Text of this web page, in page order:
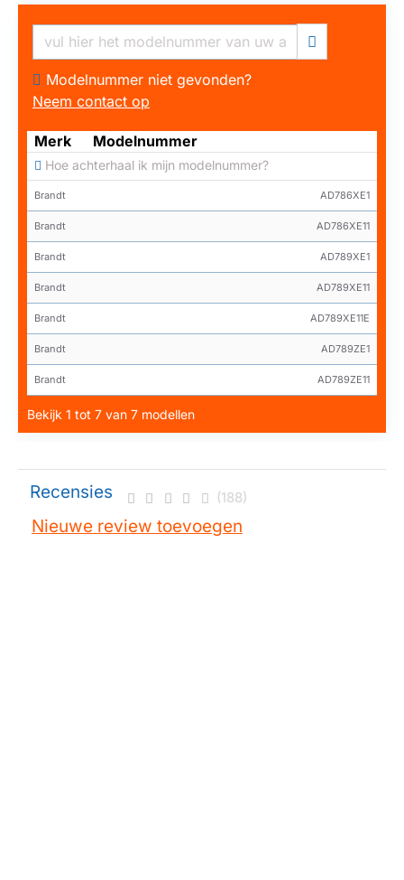
Modelnummer niet gevonden?
Neem contact op
Merk Modelnummer
Hoe achterhaal ik mijn modelnummer?
Brandt AD786XE1
Brandt AD786XE11
Brandt AD789XE1
Brandt AD789XE11
Brandt AD789XE11E
Brandt AD789ZE1
Brandt AD789ZE11
Bekijk 1 tot 7 van 7 modellen
Recensies (188)
Nieuwe review toevoegen